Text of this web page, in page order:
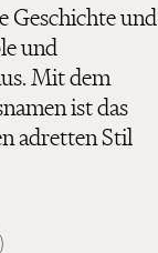
Geschichte und
und
Mit dem
ist das
adretten Stil